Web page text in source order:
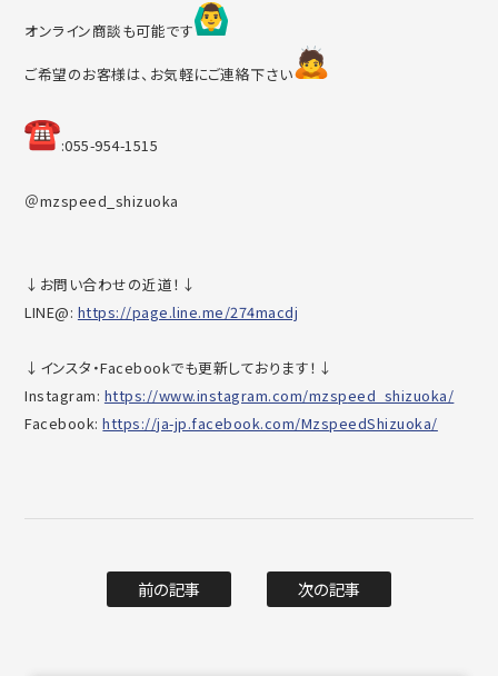
オンライン商談も可能です
ご希望のお客様は、お気軽にご連絡下さい
︎:055-954-1515
＠mzspeed_shizuoka
↓お問い合わせの近道！↓
LINE@: https://page.line.me/274macdj
↓インスタ・Facebookでも更新しております！↓
Instagram: https://www.instagram.com/mzspeed_shizuoka/
Facebook:https://ja-jp.facebook.com/MzspeedShizuoka/
前の記事 次の記事